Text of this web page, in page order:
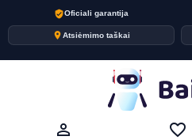
verified_userOficiali garantija
placeAtsiėmimo taškai
person_outline favorite_border